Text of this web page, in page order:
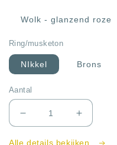
Wolk - glanzend roze
Ring/musketon
NIkkel Brons
Aantal
Aantal
verlagen
Aantal
verhogen
Alle details bekijken